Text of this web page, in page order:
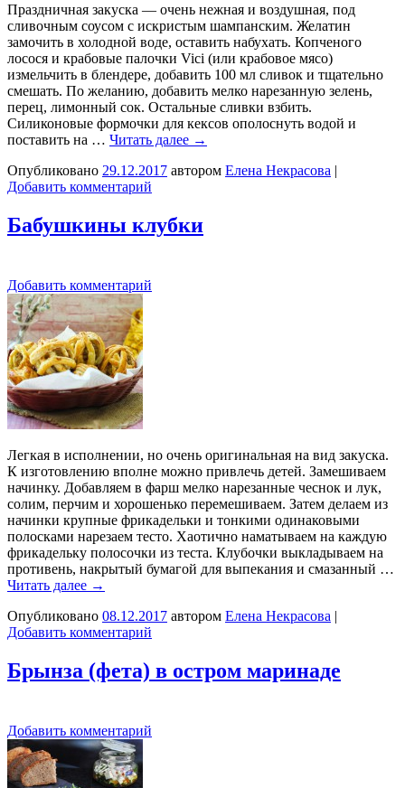
Праздничная закуска — очень нежная и воздушная, под
сливочным соусом с искристым шампанским. Желатин
замочить в холодной воде, оставить набухать. Копченого
лосося и крабовые палочки Vici (или крабовое мясо)
измельчить в блендере, добавить 100 мл сливок и тщательно
смешать. По желанию, добавить мелко нарезанную зелень,
перец, лимонный сок. Остальные сливки взбить.
Силиконовые формочки для кексов ополоснуть водой и
поставить на … Читать далее →
Опубликовано 29.12.2017 автором Елена Некрасова |
Добавить комментарий
Бабушкины клубки
Добавить комментарий
Легкая в исполнении, но очень оригинальная на вид закуска.
К изготовлению вполне можно привлечь детей. Замешиваем
начинку. Добавляем в фарш мелко нарезанные чеснок и лук,
солим, перчим и хорошенько перемешиваем. Затем делаем из
начинки крупные фрикадельки и тонкими одинаковыми
полосками нарезаем тесто. Хаотично наматываем на каждую
фрикадельку полосочки из теста. Клубочки выкладываем на
противень, накрытый бумагой для выпекания и смазанный …
Читать далее →
Опубликовано 08.12.2017 автором Елена Некрасова |
Добавить комментарий
Брынза (фета) в остром маринаде
Добавить комментарий